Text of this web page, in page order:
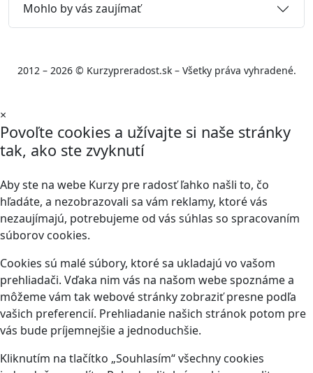
Mohlo by vás zaujímať
2012 – 2026 © Kurzypreradost.sk – Všetky práva vyhradené.
×
Povoľte cookies a užívajte si naše stránky
tak, ako ste zvyknutí
Aby ste na webe Kurzy pre radosť ľahko našli to, čo
hľadáte, a nezobrazovali sa vám reklamy, ktoré vás
nezaujímajú, potrebujeme od vás súhlas so spracovaním
súborov cookies.
Cookies sú malé súbory, ktoré sa ukladajú vo vašom
prehliadači. Vďaka nim vás na našom webe spoznáme a
môžeme vám tak webové stránky zobraziť presne podľa
vašich preferencií. Prehliadanie našich stránok potom pre
vás bude príjemnejšie a jednoduchšie.
Kliknutím na tlačítko „Souhlasím“ všechny cookies